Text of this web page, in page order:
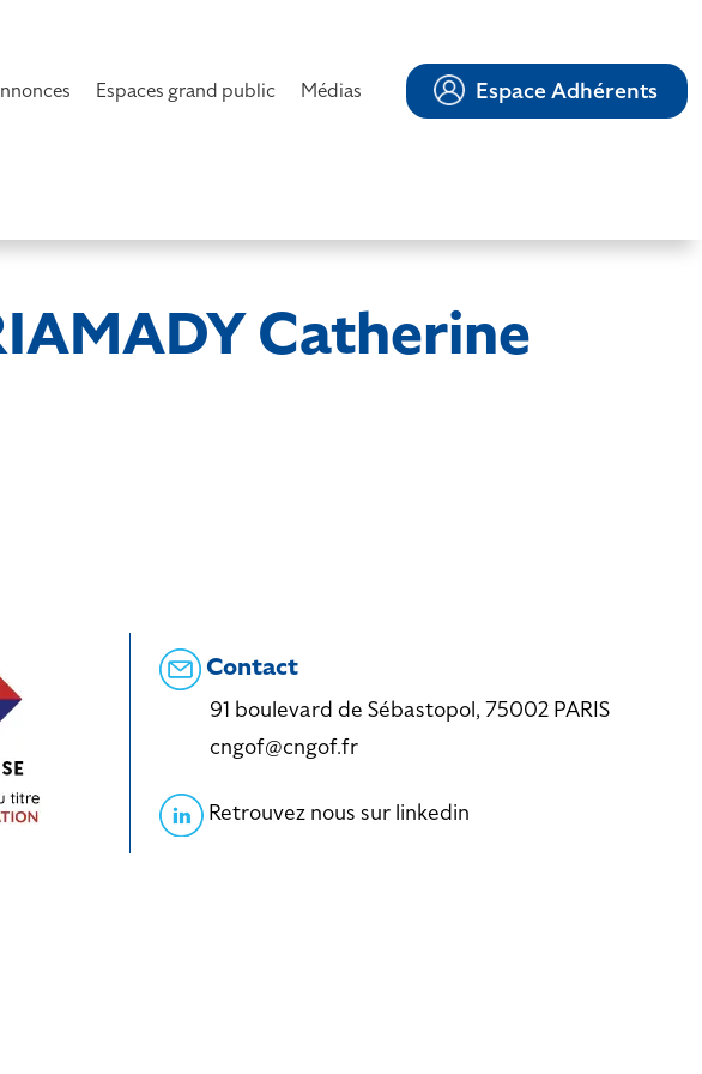
Espaces grand public Médias Espace Adhérents
Catherine
Contact
91 boulevard de Sébastopol, 75002 PARIS
cngof@cngof.fr
Retrouvez nous sur linkedin